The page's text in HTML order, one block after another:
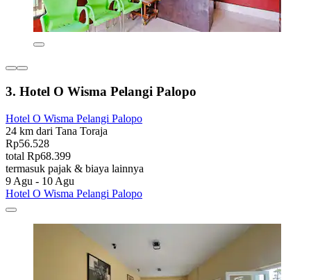
3. Hotel O Wisma Pelangi Palopo
Hotel O Wisma Pelangi Palopo
24 km dari Tana Toraja
Rp56.528
total Rp68.399
termasuk pajak & biaya lainnya
9 Agu - 10 Agu
Hotel O Wisma Pelangi Palopo